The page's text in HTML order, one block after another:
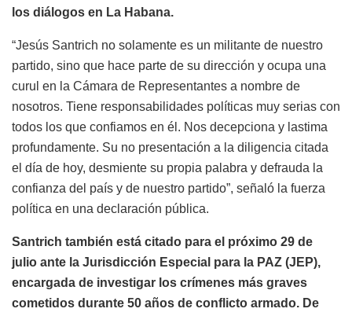
los diálogos en La Habana.
“Jesús Santrich no solamente es un militante de nuestro
partido, sino que hace parte de su dirección y ocupa una
curul en la Cámara de Representantes a nombre de
nosotros. Tiene responsabilidades políticas muy serias con
todos los que confiamos en él. Nos decepciona y lastima
profundamente. Su no presentación a la diligencia citada
el día de hoy, desmiente su propia palabra y defrauda la
confianza del país y de nuestro partido”, señaló la fuerza
política en una declaración pública.
Santrich también está citado para el próximo 29 de
julio ante la Jurisdicción Especial para la PAZ (JEP),
encargada de investigar los crímenes más graves
cometidos durante 50 años de conflicto armado. De